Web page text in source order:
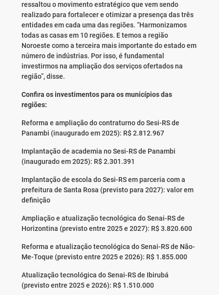
ressaltou o movimento estratégico que vem sendo
realizado para fortalecer e otimizar a presença das três
entidades em cada uma das regiões. “Harmonizamos
todas as casas em 10 regiões. E temos a região
Noroeste como a terceira mais importante do estado em
número de indústrias. Por isso, é fundamental
investirmos na ampliação dos serviços ofertados na
região”, disse.
Confira os investimentos para os municípios das
regiões:
Reforma e ampliação do contraturno do Sesi-RS de
Panambi (inaugurado em 2025): R$ 2.812.967
Implantação de academia no Sesi-RS de Panambi
(inaugurado em 2025): R$ 2.301.391
Implantação de escola do Sesi-RS em parceria com a
prefeitura de Santa Rosa (previsto para 2027): valor em
definição
Ampliação e atualização tecnológica do Senai-RS de
Horizontina (previsto entre 2025 e 2027): R$ 3.820.600
Reforma e atualização tecnológica do Senai-RS de Não-
Me-Toque (previsto entre 2025 e 2026): R$ 1.855.000
Atualização tecnológica do Senai-RS de Ibirubá
(previsto entre 2025 e 2026): R$ 1.510.000